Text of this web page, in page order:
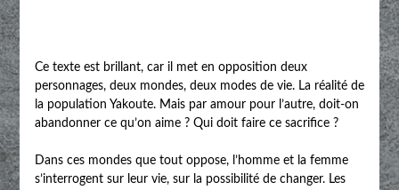
Ce texte est brillant, car il met en opposition deux
personnages, deux mondes, deux modes de vie. La réalité de
la population Yakoute. Mais par amour pour l’autre, doit-on
abandonner ce qu’on aime ? Qui doit faire ce sacrifice ?
Dans ces mondes que tout oppose, l’homme et la femme
s’interrogent sur leur vie, sur la possibilité de changer. Les